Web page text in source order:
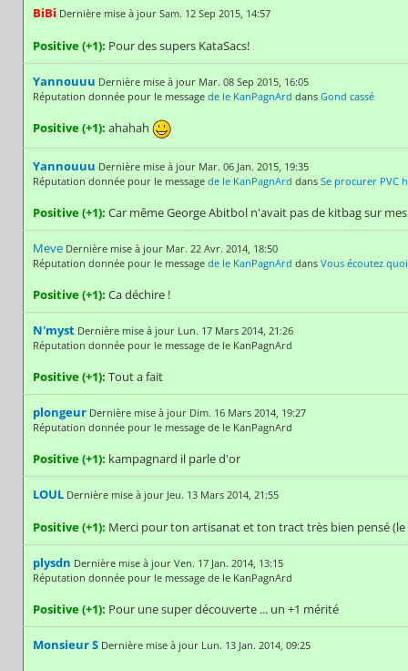
BiBi Dernière mise à jour Sam. 12 Sep 2015, 14:57
Positive (+1): Pour des supers KataSacs!
Yannouuu Dernière mise à jour Mar. 08 Sep 2015, 16:05
Réputation donnée pour le message de le KanPagnArd dans Gond cassé
Positive (+1): ahahah
Yannouuu Dernière mise à jour Mar. 06 Jan. 2015, 19:35
Réputation donnée pour le message de le KanPagnArd dans Se procurer PVC
Positive (+1): Car même George Abitbol n'avait pas de kitbag sur
Meve Dernière mise à jour Mar. 22 Avr. 2014, 18:50
Réputation donnée pour le message de le KanPagnArd dans Vous écoutez
Positive (+1): Ca déchire !
N'myst Dernière mise à jour Lun. 17 Mars 2014, 21:26
Réputation donnée pour le message de le KanPagnArd
Positive (+1): Tout a fait
plongeur Dernière mise à jour Dim. 16 Mars 2014, 19:27
Réputation donnée pour le message de le KanPagnArd
Positive (+1): kampagnard il parle d'or
LOUL Dernière mise à jour Jeu. 13 Mars 2014, 21:55
Positive (+1): Merci pour ton artisanat et ton tract très bien pensé
plysdn Dernière mise à jour Ven. 17 Jan. 2014, 13:15
Réputation donnée pour le message de le KanPagnArd
Positive (+1): Pour une super découverte ... un +1 mérité
Monsieur S Dernière mise à jour Lun. 13 Jan. 2014, 09:25